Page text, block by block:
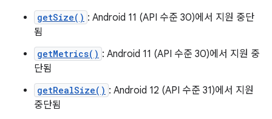
getSize() : Android 11 (API 수준 30)에서 지원 중단
됨
getMetrics() : Android 11 (API 수준 30)에서 지원 중
단됨
getRealSize() : Android 12 (API 수준 31)에서 지원
중단됨